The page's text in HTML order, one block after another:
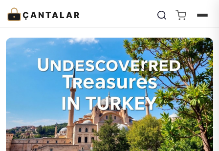
ÇANTALAR